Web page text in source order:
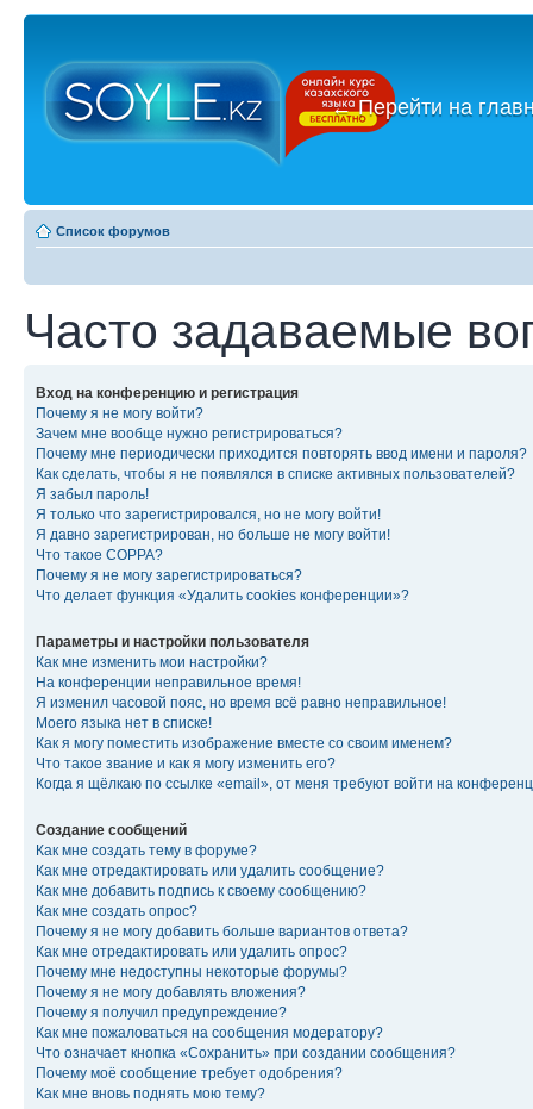
←Перейти на
Список форумов
Часто задаваемые
Вход на конференцию и регистрация
Почему я не могу войти?
Зачем мне вообще нужно регистрироваться?
Почему мне периодически приходится повторять ввод имени и пароля?
Как сделать, чтобы я не появлялся в списке активных пользователей?
Я забыл пароль!
Я только что зарегистрировался, но не могу войти!
Я давно зарегистрирован, но больше не могу войти!
Что такое COPPA?
Почему я не могу зарегистрироваться?
Что делает функция «Удалить cookies конференции»?
Параметры и настройки пользователя
Как мне изменить мои настройки?
На конференции неправильное время!
Я изменил часовой пояс, но время всё равно неправильное!
Моего языка нет в списке!
Как я могу поместить изображение вместе со своим именем?
Что такое звание и как я могу изменить его?
Когда я щёлкаю по ссылке «email», от меня требуют войти на
Создание сообщений
Как мне создать тему в форуме?
Как мне отредактировать или удалить сообщение?
Как мне добавить подпись к своему сообщению?
Как мне создать опрос?
Почему я не могу добавить больше вариантов ответа?
Как мне отредактировать или удалить опрос?
Почему мне недоступны некоторые форумы?
Почему я не могу добавлять вложения?
Почему я получил предупреждение?
Как мне пожаловаться на сообщения модератору?
Что означает кнопка «Сохранить» при создании сообщения?
Почему моё сообщение требует одобрения?
Как мне вновь поднять мою тему?